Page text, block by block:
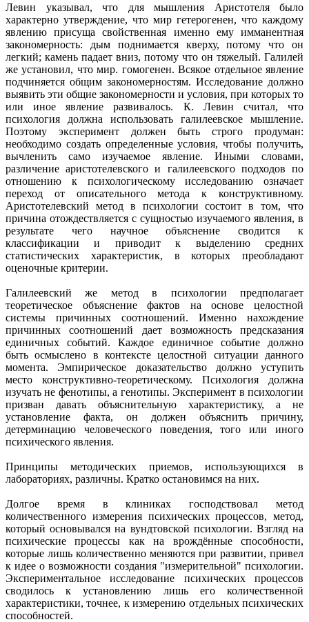
Левин указывал, что для мышления Аристотеля было
характерно утверждение, что мир гетерогенен, что каждому
явлению присуща свойственная именно ему имманентная
закономерность: дым поднимается кверху, потому что он
легкий; камень падает вниз, потому что он тяжелый. Галилей
же установил, что мир. гомогенен. Всякое отдельное явление
подчиняется общим закономерностям. Исследование должно
выявить эти общие закономерности и условия, при которых то
или иное явление развивалось. К. Левин считал, что
психология должна использовать галилеевское мышление.
Поэтому эксперимент должен быть строго продуман:
необходимо создать определенные условия, чтобы получить,
вычленить само изучаемое явление. Иными словами,
различение аристотелевского и галилеевского подходов по
отношению к психологическому исследованию означает
переход от описательного метода к конструктивному.
Аристотелевский метод в психологии состоит в том, что
причина отождествляется с сущностью изучаемого явления, в
результате чего научное объяснение сводится к
классификации и приводит к выделению средних
статистических характеристик, в которых преобладают
оценочные критерии.
Галилеевский же метод в психологии предполагает
теоретическое объяснение фактов на основе целостной
системы причинных соотношений. Именно нахождение
причинных соотношений дает возможность предсказания
единичных событий. Каждое единичное событие должно
быть осмыслено в контексте целостной ситуации данного
момента. Эмпирическое доказательство должно уступить
место конструктивно-теоретическому. Психология должна
изучать не фенотипы, а генотипы. Эксперимент в психологии
призван давать объяснительную характеристику, а не
установление факта, он должен объяснить причину,
детерминацию человеческого поведения, того или иного
психического явления.
Принципы методических приемов, использующихся в
лабораториях, различны. Кратко остановимся на них.
Долгое время в клиниках господствовал метод
количественного измерения психических процессов, метод,
который основывался на вундтовской психологии. Взгляд на
психические процессы как на врождённые способности,
которые лишь количественно меняются при развитии, привел
к идее о возможности создания "измерительной" психологии.
Экспериментальное исследование психических процессов
сводилось к установлению лишь его количественной
характеристики, точнее, к измерению отдельных психических
способностей.